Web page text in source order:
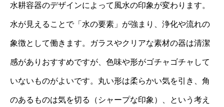
水耕容器のデザインによって風水の印象が変わります。
水が見えることで「水の要素」が強まり、浄化や流れの
象徴として働きます。ガラスやクリアな素材の器は清潔
感がありおすすめですが、色味や形がゴチャゴチャして
いないものがよいです。丸い形は柔らかい気を引き、角
のあるものは気を切る（シャープな印象）、という考え